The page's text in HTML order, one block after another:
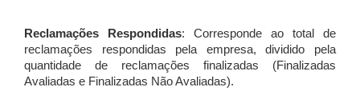
Reclamações Respondidas: Corresponde ao total de
reclamações respondidas pela empresa, dividido pela
quantidade de reclamações finalizadas (Finalizadas
Avaliadas e Finalizadas Não Avaliadas).